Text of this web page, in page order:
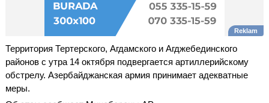
Территория Тертерского, Агдамского и Агджебединского
районов с утра 14 октября подвергается артиллерийскому
обстрелу. Азербайджанская армия принимает адекватные
меры.